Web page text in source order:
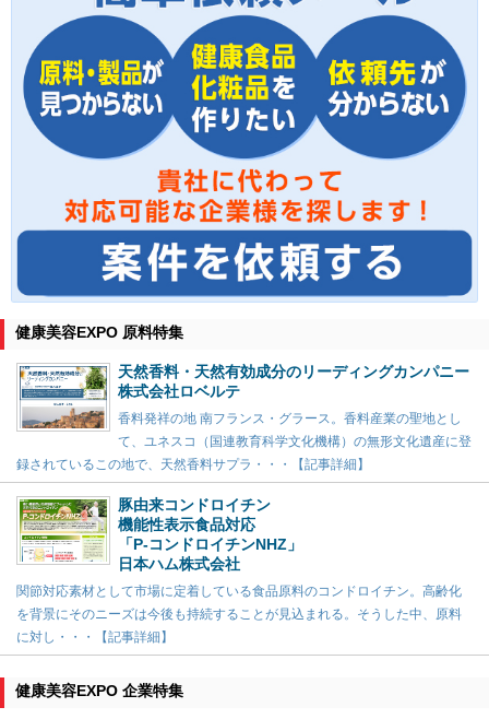
健康美容EXPO 原料特集
天然香料・天然有効成分のリーディングカンパニー
株式会社ロベルテ
香料発祥の地 南フランス・グラース。香料産業の聖地とし
て、ユネスコ（国連教育科学文化機構）の無形文化遺産に登
録されているこの地で、天然香料サプラ・・・【記事詳細】
豚由来コンドロイチン
機能性表示食品対応
「P-コンドロイチンNHZ」
日本ハム株式会社
関節対応素材として市場に定着している食品原料のコンドロイチン。高齢化
を背景にそのニーズは今後も持続することが見込まれる。そうした中、原料
に対し・・・【記事詳細】
健康美容EXPO 企業特集